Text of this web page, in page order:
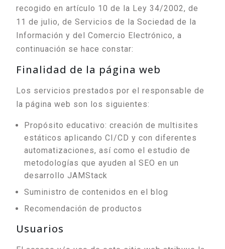
recogido en artículo 10 de la Ley 34/2002, de
11 de julio, de Servicios de la Sociedad de la
Información y del Comercio Electrónico, a
continuación se hace constar:
Finalidad de la página web
Los servicios prestados por el responsable de
la página web son los siguientes:
Propósito educativo: creación de multisites
estáticos aplicando CI/CD y con diferentes
automatizaciones, así como el estudio de
metodologías que ayuden al SEO en un
desarrollo JAMStack
Suministro de contenidos en el blog
Recomendación de productos
Usuarios